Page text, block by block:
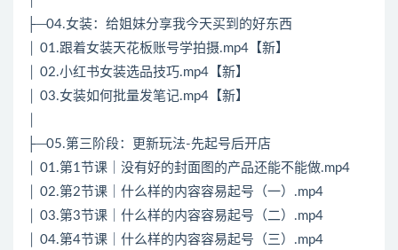
├─04.女装：给姐妹分享我今天买到的好东西
│ 01.跟着女装天花板账号学拍摄.mp4【新】
│ 02.小红书女装选品技巧.mp4【新】
│ 03.女装如何批量发笔记.mp4【新】
├─05.第三阶段：更新玩法-先起号后开店
│ 01.第1节课｜没有好的封面图的产品还能不能做.mp4
│ 02.第2节课｜什么样的内容容易起号（一）.mp4
│ 03.第3节课｜什么样的内容容易起号（二）.mp4
│ 04.第4节课｜什么样的内容容易起号（三）.mp4